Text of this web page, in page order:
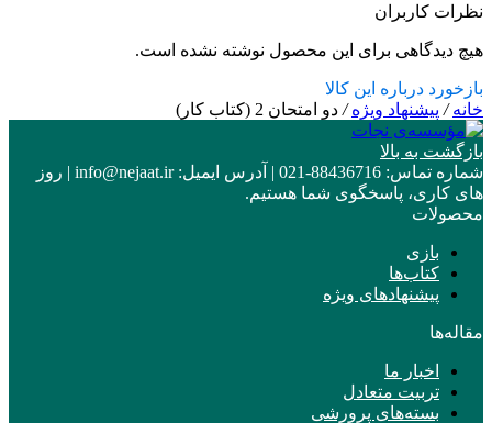
نظرات کاربران
هیچ دیدگاهی برای این محصول نوشته نشده است.
بازخورد درباره این کالا
خانه/ پیشنهاد ویژه/ دو امتحان 2 (کتاب کار)
بازگشت به بالا
شماره تماس: 88436716-021
| آدرس ایمیل: info@nejaat.ir
| روز
های کاری، پاسخگوی شما هستیم.
محصولات
بازی
کتاب‌ها
پیشنهادهای ویژه
مقاله‌ها
اخبار ما
تربیت متعادل
بسته‌های پرورشی